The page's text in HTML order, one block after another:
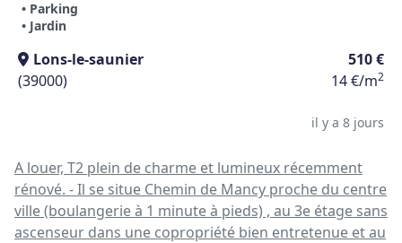
• Parking
• Jardin
Lons-le-saunier
510 €
(39000)
14 €/m2
il y a 8 jours
A louer, T2 plein de charme et lumineux récemment
rénové. - Il se situe Chemin de Mancy proche du centre
ville (boulangerie à 1 minute à pieds) , au 3e étage sans
ascenseur dans une copropriété bien entretenue et au